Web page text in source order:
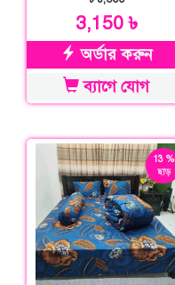
3,150 ৳
অর্ডার করুন
ব্যাগে যোগ
13 %
ছাড়